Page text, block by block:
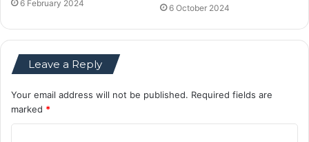
6 February 2024 6 October 2024
Leave a Reply
Your email address will not be published. Required fields are
marked *